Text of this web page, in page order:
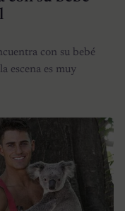
con su bebé
escena es muy